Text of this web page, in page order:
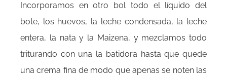
Incorporamos en otro bol todo el líquido del
bote, los huevos, la leche condensada, la leche
entera, la nata y la Maizena, y mezclamos todo
triturando con una la batidora hasta que quede
una crema fina de modo que apenas se noten las